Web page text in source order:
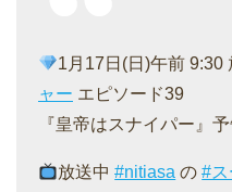
1月17日(日)午前 9:30
ャー エピソード39
『皇帝はスナイパー』
放送中#nitiasa の#